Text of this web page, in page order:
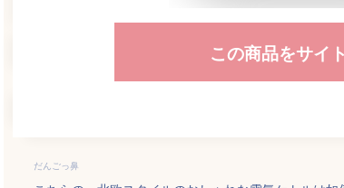
この商品をサイ
だんごっ鼻